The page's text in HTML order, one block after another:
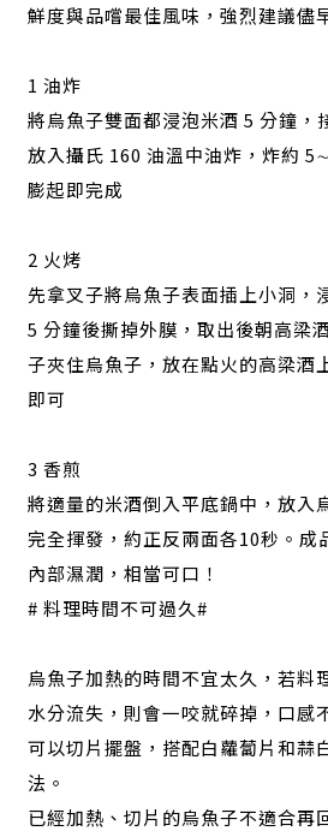
鮮度與品嚐最佳風味，強烈建議儘
1 油炸
將烏魚子雙面都浸泡米酒 5 分鐘，
放入攝氏 160 油溫中油炸，炸約
膨起即完成
2 火烤
先拿叉子將烏魚子表面插上小洞，
5 分鐘後撕掉外膜，取出後朝高梁
子夾住烏魚子，放在點火的高梁酒
即可
3 香煎
將適量的米酒倒入平底鍋中，放入
完全揮發，約正反兩面各10秒。成
內部濕潤，相當可口！
# 料理時間不可過久#
烏魚子加熱的時間不宜太久，若料
水分流失，則會一咬就碎掉，口感
可以切片擺盤，搭配白蘿蔔片和蒜
法。
已經加熱、切片的烏魚子不適合再